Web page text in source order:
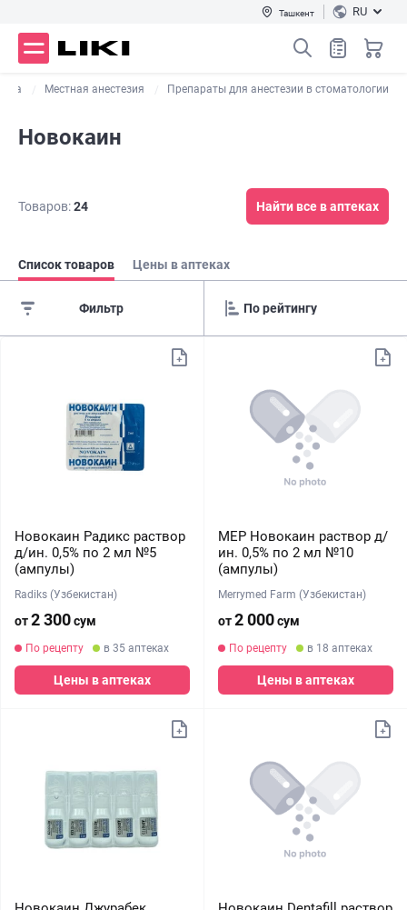
Ташкент RU
рта Местная анестезия Препараты для анестезии в стоматологии
Новокаин
Товаров:24 Найти все в аптеках
Список товаров Цены в аптеках
Фильтр
Новокаин Радикс раствор
д/ин. 0,5% по 2 мл №5
(ампулы)
Radiks (Узбекистан)
от2 300сум
По рецепту в 35 аптеках
Цены в аптеках
МЕР Новокаин раствор д/
ин. 0,5% по 2 мл №10
(ампулы)
Merrymed Farm (Узбекистан)
от2 000сум
По рецепту в 18 аптеках
Цены в аптеках